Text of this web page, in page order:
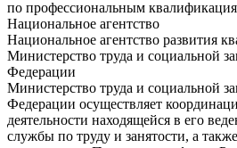
по профессиональным
Национальное агентство
Национальное агентство развития
Министерство труда и социальной
Федерации
Министерство труда и социальной
Федерации осуществляет
деятельности находящейся в его
службы по труду и занятости, а